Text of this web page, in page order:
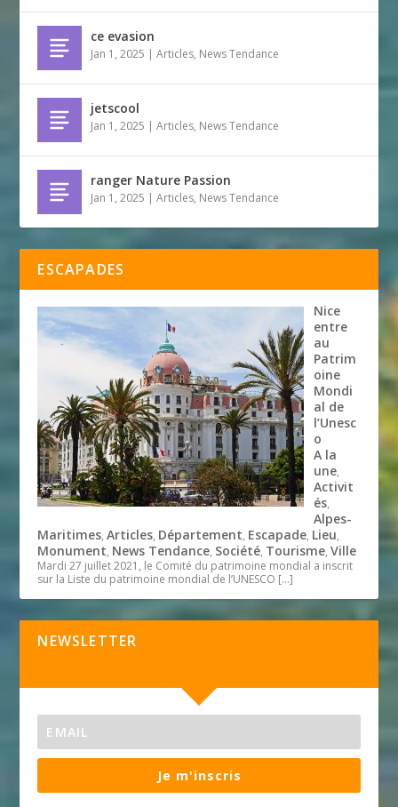
ce evasion
Jan 1, 2025 |Articles, News Tendance
jetscool
Jan 1, 2025 |Articles, News Tendance
ranger Nature Passion
Jan 1, 2025 |Articles, News Tendance
ESCAPADES
Nice
entre
au
Patrim
oine
Mondi
al de
l’Unesc
o
A la
une,
Activit
és,
Alpes-
Maritimes,Articles, Département, Escapade, Lieu,
Monument, News Tendance, Société, Tourisme,Ville
Mardi 27 juillet 2021, le Comité du patrimoine mondial a inscrit
sur la Liste du patrimoine mondial de l’UNESCO […]
NEWSLETTER
Je m'inscris